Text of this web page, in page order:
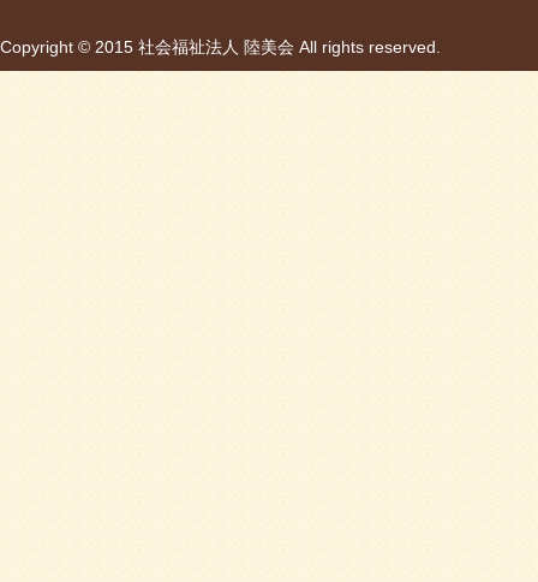
Copyright © 2015 社会福祉法人 陸美会 All rights reserved.